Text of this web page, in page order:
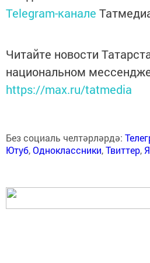
Telegram-канале
Читайте новости
национальном
https://max.ru/tatmedia
Без социаль челтәрләрдә:
Ютуб,Одноклассники,Твиттер,